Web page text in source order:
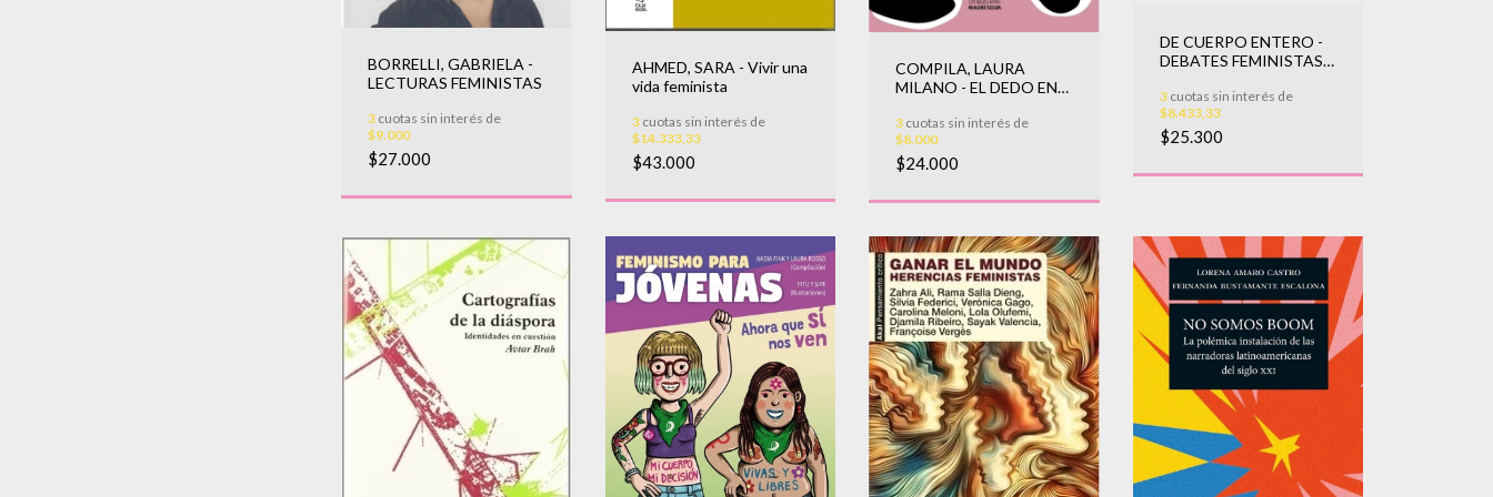
BORRELLI, GABRIELA -
LECTURAS FEMINISTAS
3 cuotas sin interés de
$9.000
$27.000
AHMED, SARA - Vivir una
vida feminista
3cuotas sin interés de
$14.333,33
$43.000
COMPILA, LAURA
MILANO - EL DEDO EN
3 cuotas sin interés de
$8.000
$24.000
DE CUERPO ENTERO -
DEBATES FEMINISTAS Y
3cuotas sin interés de
$8.433,33
$25.300